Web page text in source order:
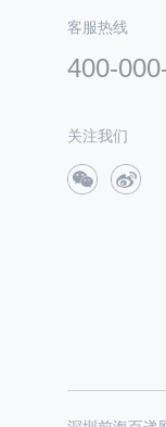
客服热线
400-
关注我们